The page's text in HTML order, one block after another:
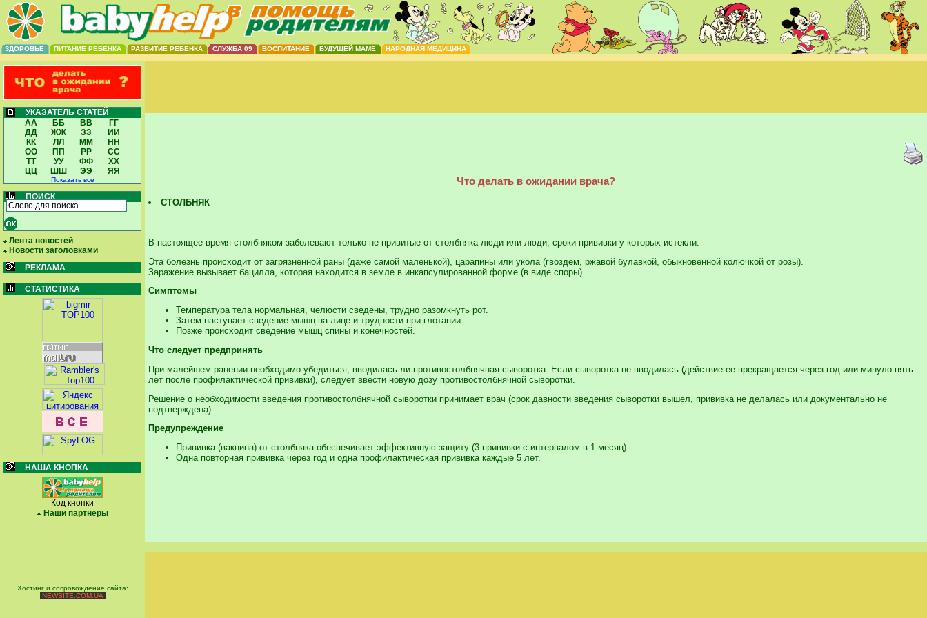
ЗДОРОВЬЕ ПИТАНИЕ РЕБЕНКА РАЗВИТИЕ РЕБЕНКА СЛУЖБА 09 ВОСПИТАНИЕ БУДУЩЕЙ МАМЕ НАРОДНАЯ МЕДИЦИНА
УКАЗАТЕЛЬ СТАТЕЙ
АА
ББ ВВ
ГГ
ДД
ЖЖ ЗЗ
ИИ
КК
ЛЛ ММ
НН
ОО
ПП РР
СС
ТТ
УУ ФФ
ХХ
ЦЦ
ШШ ЭЭ ЯЯ
Показать все
ПОИСК
Лента новостей
Новости заголовками
РЕКЛАМА
СТАТИСТИКА
НАША КНОПКА
Код кнопки
Наши партнеры
Что делать в ожидании врача?
СТОЛБНЯК
В настоящее время столбняком заболевают только не привитые от столбняка люди или люди, сроки прививки у которых истекли.
Эта болезнь происходит от загрязненной раны (даже самой маленькой), царапины или укола (гвоздем, ржавой булавкой, обыкновенной колючкой от розы).
Заражение вызывает бацилла, которая находится в земле в инкапсулированной форме (в виде споры).
Симптомы
Температура тела нормальная, челюсти сведены, трудно разомкнуть рот.
Затем наступает сведение мышц на лице и трудности при глотании.
Позже происходит сведение мышц спины и конечностей.
Что следует предпринять
При малейшем ранении необходимо убедиться, вводилась ли противостолбнячная сыворотка. Если сыворотка не вводилась (действие ее прекращается через год или минуло пять
лет после профилактической прививки), следует ввести новую дозу противостолбнячной сыворотки.
Решение о необходимости введения противостолбнячной сыворотки принимает врач (срок давности введения сыворотки вышел, прививка не делалась или документально не
подтверждена).
Предупреждение
Прививка (вакцина) от столбняка обеспечивает эффективную защиту (3 прививки с интервалом в 1 месяц).
Одна повторная прививка через год и одна профилактическая прививка каждые 5 лет.
Хостинг и сопровождение сайта:
NEWSITE.COM.UA